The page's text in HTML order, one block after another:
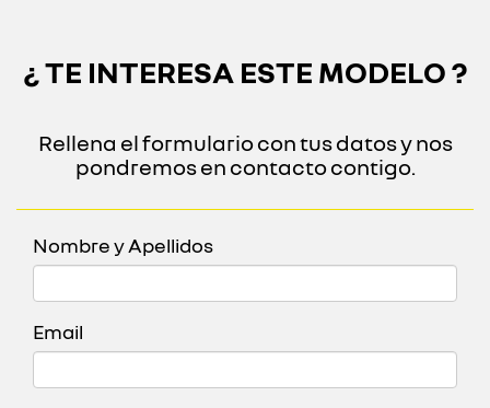
¿ TE INTERESA ESTE MODELO ?
Rellena el formulario con tus datos y nos
pondremos en contacto contigo.
Nombre y Apellidos
Email